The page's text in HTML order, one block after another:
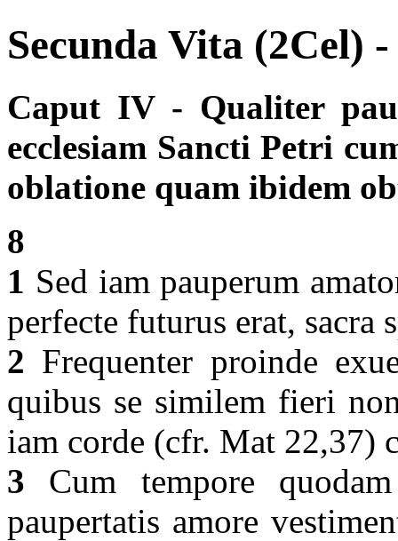
Secunda Vita (2Cel) -
Caput IV - Qualiter
ecclesiam Sancti Petri
oblatione quam ibidem
8
1 Sed iam pauperum
perfecte futurus erat,
2 Frequenter proinde
quibus se similem fieri
iam corde (cfr. Mat 22,37)
3 Cum tempore
paupertatis amore